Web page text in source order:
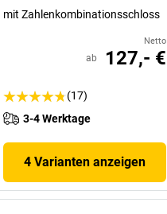
mit Zahlenkombinationsschloss
Netto
ab 127,- €
(17)
3-4 Werktage
4 Varianten anzeigen